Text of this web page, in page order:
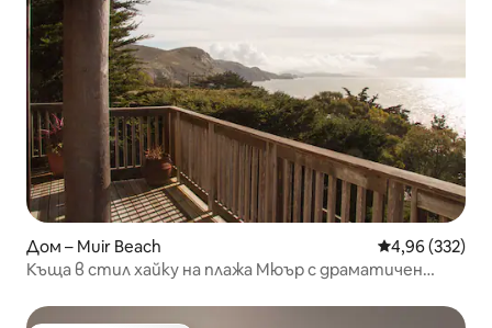
Дом – Muir Beach Средна
4,96 (332)
Къща в стил хайку на плажа Мюър с драматичен